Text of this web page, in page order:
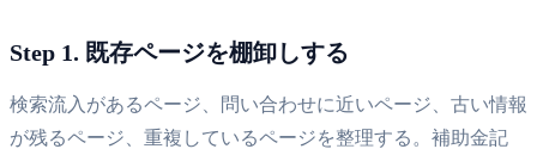
Step 1. 既存ページを棚卸しする
検索流入があるページ、問い合わせに近いページ、古い情報
が残るページ、重複しているページを整理する。補助金記